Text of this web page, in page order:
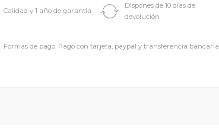
Calidad y 1 año de garantía
Dispones de 10 días de
devolución
Formas de pago: Pago con tarjeta, paypal y transferencia bancaria